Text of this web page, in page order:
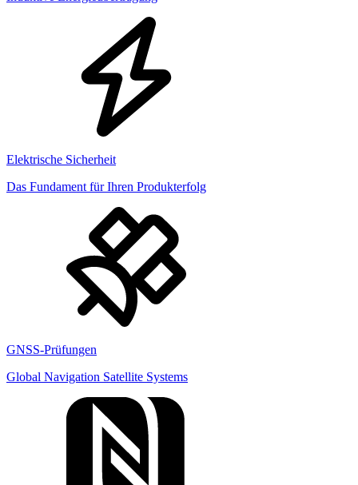
Elektrische Sicherheit
Das Fundament für Ihren Produkterfolg
GNSS-Prüfungen
Global Navigation Satellite Systems